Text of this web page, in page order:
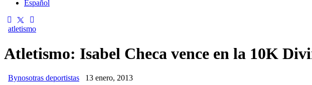
Español
atletismo
Atletismo: Isabel Checa vence en la 10K
Bynosotras deportistas 13 enero, 2013